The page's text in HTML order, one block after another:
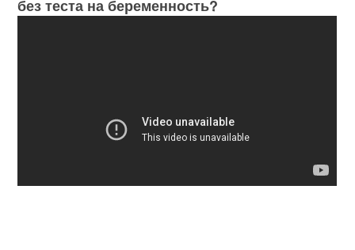
без теста на беременность?